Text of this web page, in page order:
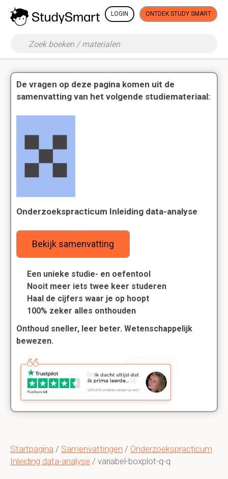
LOGIN ONTDEK STUDY SMART
Startpagina / Samenvattingen / Onderzoekspracticum
Inleiding data-analyse / variabel-boxplot-q-q
De vragen op deze pagina komen uit de
samenvatting van het volgende studiemateriaal:
Onderzoekspracticum Inleiding data-analyse
Bekijk samenvatting
Een unieke studie- en oefentool
Nooit meer iets twee keer studeren
Haal de cijfers waar je op hoopt
100% zeker alles onthouden
Onthoud sneller, leer beter. Wetenschappelijk
bewezen.